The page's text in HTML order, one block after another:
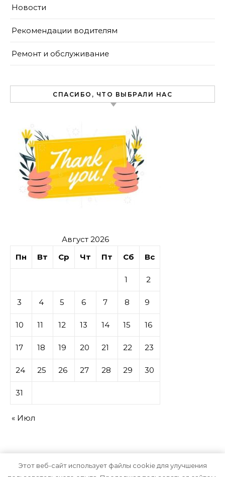
Новости
Рекомендации водителям
Ремонт и обслуживание
СПАСИБО, ЧТО ВЫБРАЛИ НАС
Август 2026
Пн
Вт Ср Чт Пт Сб Вс
1 2
3 4 5 6 7 8 9
10 11 12 13 14 15 16
17 18 19 20 21 22 23
24 25 26 27 28 29 30
31
« Июл
Этот веб-сайт использует файлы cookie для улучшения